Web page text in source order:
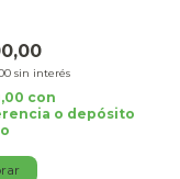
sin interés
con
o depósito